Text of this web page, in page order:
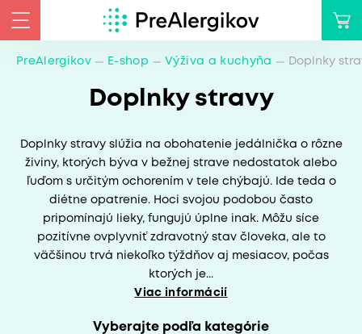
PreAlergikov E-shop Výživa a kuchyňa Doplnky
Doplnky stravy
Doplnky stravy slúžia na obohatenie jedálnička o rôzne
živiny, ktorých býva v bežnej strave nedostatok alebo
ľuďom s určitým ochorením v tele chýbajú. Ide teda o
diétne opatrenie. Hoci svojou podobou často
pripomínajú lieky, fungujú úplne inak. Môžu síce
pozitívne ovplyvniť zdravotný stav človeka, ale to
väčšinou trvá niekoľko týždňov aj mesiacov, počas
ktorých je...
Viac informácií
Vyberajte podľa kategórie